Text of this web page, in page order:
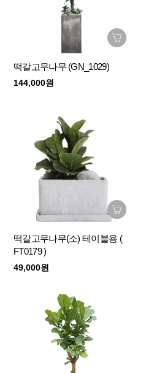
떡갈고무나무 (GN_1029)
144,000원
떡갈고무나무(소) 테이블용 (
FT0179 )
49,000원